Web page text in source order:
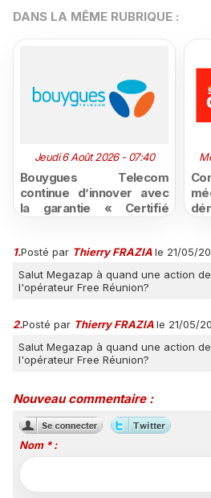
DANS LA MÊME RUBRIQUE :
Jeudi 6 Août 2026 - 07:40
Bouygues Telecom
continue d’innover avec
la garantie « Certifié
1.Posté par Thierry FRAZIAle 21/05/
Salut Megazap à quand une action
l'opérateur Free Réunion?
2.Posté par Thierry FRAZIAle 21/05/
Salut Megazap à quand une action
l'opérateur Free Réunion?
Nouveau commentaire :
Nom * :